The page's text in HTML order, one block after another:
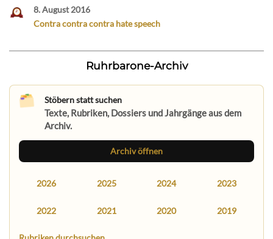
8. August 2016
Contra contra contra hate speech
Ruhrbarone-Archiv
Stöbern statt suchen
Texte, Rubriken, Dossiers und Jahrgänge aus dem
Archiv.
Archiv öffnen
2026 2025 2024 2023
2022 2021 2020 2019